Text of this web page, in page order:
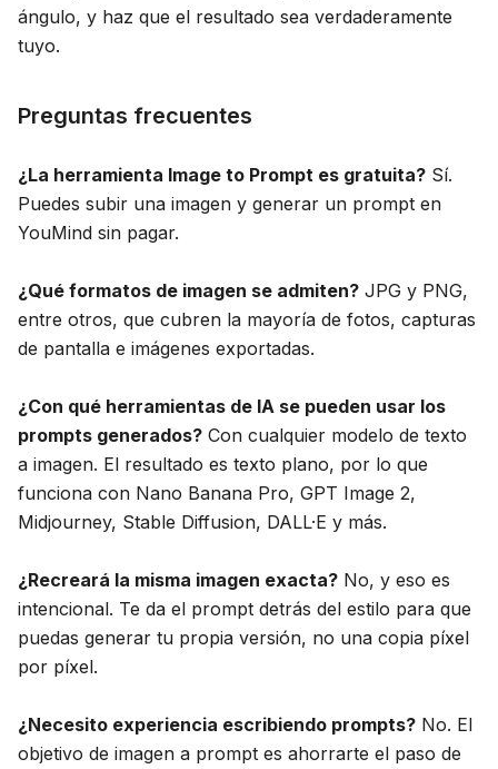
ángulo, y haz que el resultado sea verdaderamente
tuyo.
Preguntas frecuentes
¿La herramienta Image to Prompt es gratuita? Sí.
Puedes subir una imagen y generar un prompt en
YouMind sin pagar.
¿Qué formatos de imagen se admiten? JPG y PNG,
entre otros, que cubren la mayoría de fotos, capturas
de pantalla e imágenes exportadas.
¿Con qué herramientas de IA se pueden usar los
prompts generados? Con cualquier modelo de texto
a imagen. El resultado es texto plano, por lo que
funciona con Nano Banana Pro, GPT Image 2,
Midjourney, Stable Diffusion, DALL·E y más.
¿Recreará la misma imagen exacta? No, y eso es
intencional. Te da el prompt detrás del estilo para que
puedas generar tu propia versión, no una copia píxel
por píxel.
¿Necesito experiencia escribiendo prompts? No. El
objetivo de imagen a prompt es ahorrarte el paso de